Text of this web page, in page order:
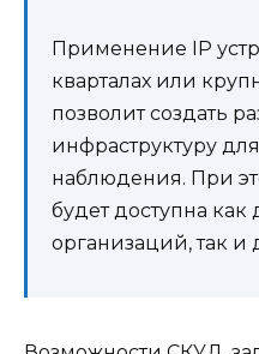
Применение IP
кварталах или
позволит создать
инфраструктуру
наблюдения. При
будет доступна
организаций, так и